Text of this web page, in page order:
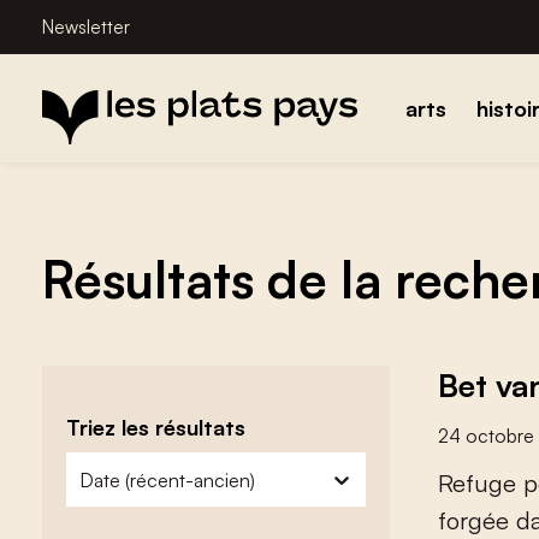
Newsletter
arts
Résultats de la
Triez les résultats
zoeken - sorteer
trier le contenu
Bet
24 octobre
Refuge p
forgée d